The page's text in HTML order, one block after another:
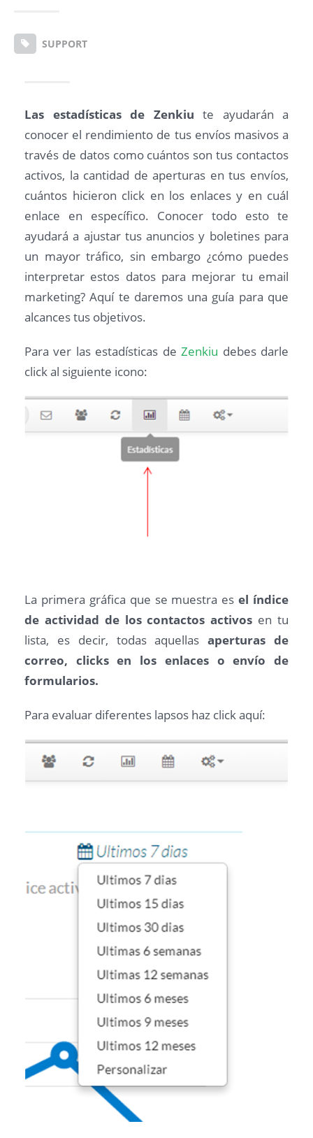
SUPPORT
Las estadísticas de Zenkiu te ayudarán a
conocer el rendimiento de tus envíos masivos a
través de datos como cuántos son tus contactos
activos, la cantidad de aperturas en tus envíos,
cuántos hicieron click en los enlaces y en cuál
enlace en específico. Conocer todo esto te
ayudará a ajustar tus anuncios y boletines para
un mayor tráfico, sin embargo ¿cómo puedes
interpretar estos datos para mejorar tu email
marketing? Aquí te daremos una guía para que
alcances tus objetivos.
Para ver las estadísticas deZenkiu debes darle
click al siguiente icono:
La primera gráfica que se muestra esel índice
de actividad de los contactos activos en tu
lista, es decir, todas aquellasaperturas de
correo, clicks en los enlaces o envío de
formularios.
Para evaluar diferentes lapsos haz click aquí: